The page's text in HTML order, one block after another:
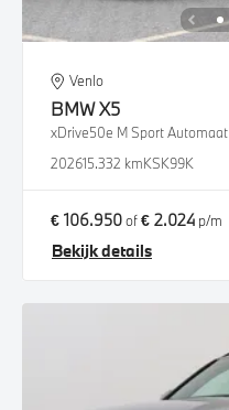
Venlo
BMWX5
xDrive50e M Sport Automaat
202615.332 kmKSK99K
€ 106.950of€ 2.024 p/m
Bekijk details